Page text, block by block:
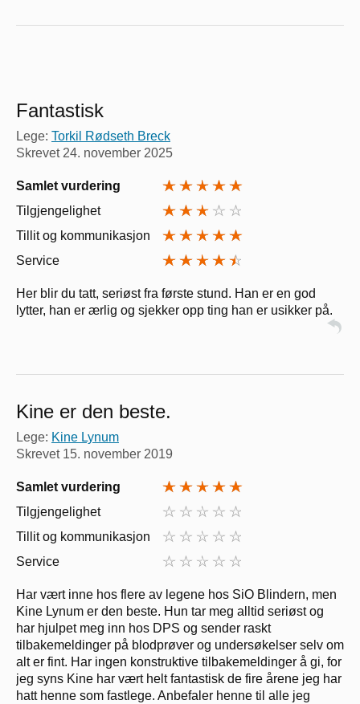
Fantastisk
Lege: Torkil Rødseth Breck
Skrevet 24. november 2025
Samlet vurdering
Tilgjengelighet
Tillit og kommunikasjon
Service
Her blir du tatt, seriøst fra første stund. Han er en god
lytter, han er ærlig og sjekker opp ting han er usikker på.
Kine er den beste.
Lege: Kine Lynum
Skrevet 15. november 2019
Samlet vurdering
Tilgjengelighet
Tillit og kommunikasjon
Service
Har vært inne hos flere av legene hos SiO Blindern, men
Kine Lynum er den beste. Hun tar meg alltid seriøst og
har hjulpet meg inn hos DPS og sender raskt
tilbakemeldinger på blodprøver og undersøkelser selv om
alt er fint. Har ingen konstruktive tilbakemeldinger å gi, for
jeg syns Kine har vært helt fantastisk de fire årene jeg har
hatt henne som fastlege. Anbefaler henne til alle jeg